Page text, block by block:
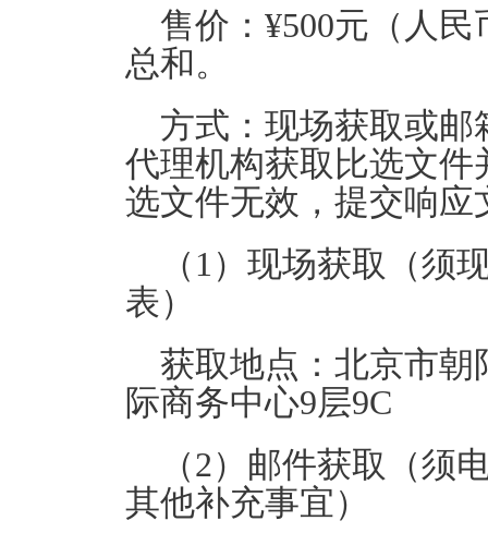
售价：¥500元（人
总和。
方式：现场获取或
代理机构获取比选文
选文件无效，提交响
（1）现场获取（须
表）
获取地点：北京市朝
际商务中心9层9C
（2）邮件获取（须
其他补充事宜）